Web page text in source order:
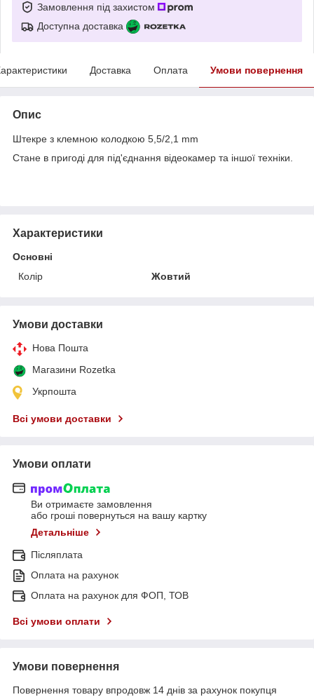
Замовлення під захистом
Доступна доставка
Доставка Оплата Умови повернення
Опис
Штекре з клемною колодкою 5,5/2,1 mm
Стане в пригоді для під'єднання відеокамер та іншої техніки.
Характеристики
Основні
Колір
Жовтий
Умови доставки
Нова Пошта
Магазини Rozetka
Укрпошта
Всі умови доставки
Умови оплати
Ви отримаєте замовлення
або гроші повернуться на вашу картку
Детальніше
Післяплата
Оплата на рахунок
Оплата на рахунок для ФОП, ТОВ
Всі умови оплати
Умови повернення
Повернення товару впродовж 14 днів за рахунок покупця